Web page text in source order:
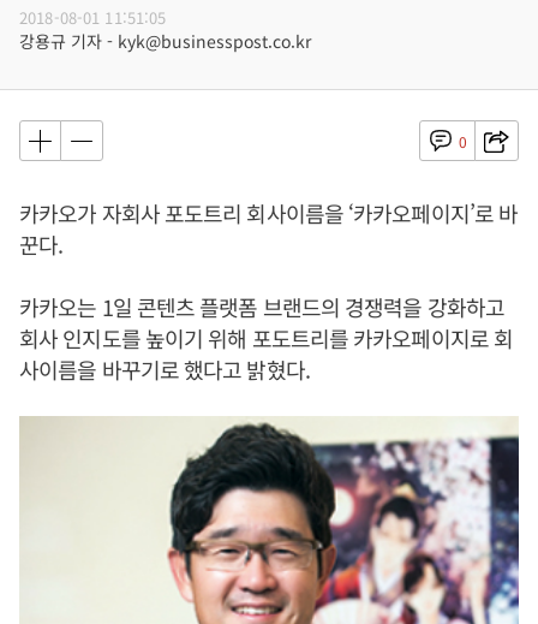
2018-08-01 11:51:05
강용규 기자 - kyk@businesspost.co.kr
0
카카오가 자회사 포도트리 회사이름을 ‘카카오페이지’로 바
꾼다.
카카오는 1일 콘텐츠 플랫폼 브랜드의 경쟁력을 강화하고
회사 인지도를 높이기 위해 포도트리를 카카오페이지로 회
사이름을 바꾸기로 했다고 밝혔다.